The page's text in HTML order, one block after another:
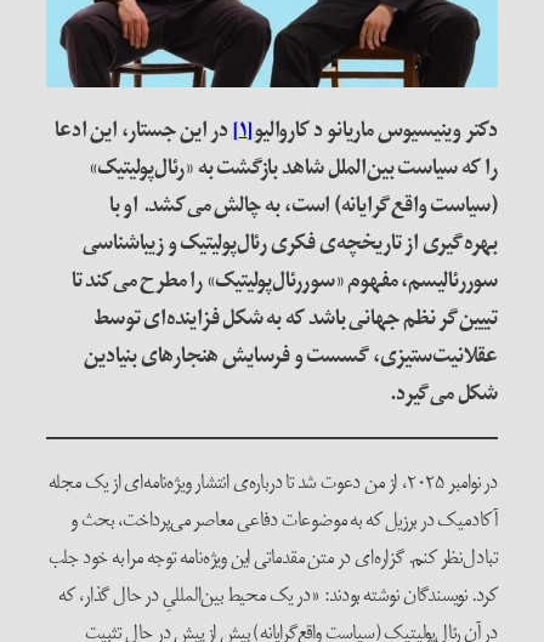
دکتر وینیسیوس ماریانودکاروالیو[۱] در این جستار، این ادعا
را که سیاست بین‌الملل شاهد بازگشت به «رئال‌پولیتیک»
(سیاست واقع‌گرایانه) است، به چالش می‌کشد. او با
بهره‌گیری از تاریخچه‌ی فکری رئال‌پولیتیک و زیباشناسی
سوررئالیسم، مفهوم «سوررئال‌پولیتیک» را مطرح می‌کند تا
تبیین‌گر نظم جهانی باشد که به شکل فزاینده‌ای توسط
عقلانیت‌ستیزی، گسست و فرسایش هنجارهای بنیادین
شکل می‌گیرد.
در نوامبر ۲۰۲۵، از من دعوت شد تا درباره‌ی انتشار ویژه‌نامه‌ای از یک مجله
آکادمیک در برزیل که به موضوعات دفاعی معاصر می‌پرداخت، بحث و
تبادل‌نظر کنم. گزاره‌ای در متن مقدماتی این ویژه‌نامه توجه مرا به خود جلب
کرد. نویسندگان نوشته بودند: «در یک محیط بین‌المللیِ در حال گذار، که
در آن رئال‌پولیتیک (سیاست واقع‌گرایانه) بیش از پیش در حال تثبیت